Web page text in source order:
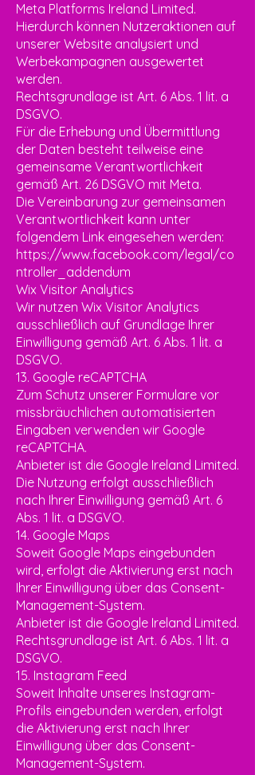
Meta Platforms Ireland Limited.
Hierdurch können Nutzeraktionen auf
unserer Website analysiert und
Werbekampagnen ausgewertet
werden.
Rechtsgrundlage ist Art. 6 Abs. 1 lit. a
DSGVO.
Für die Erhebung und Übermittlung
der Daten besteht teilweise eine
gemeinsame Verantwortlichkeit
gemäß Art. 26 DSGVO mit Meta.
Die Vereinbarung zur gemeinsamen
Verantwortlichkeit kann unter
folgendem Link eingesehen werden:
https://www.facebook.com/legal/co
ntroller_addendum
Wix Visitor Analytics
Wir nutzen Wix Visitor Analytics
ausschließlich auf Grundlage Ihrer
Einwilligung gemäß Art. 6 Abs. 1 lit. a
DSGVO.
13. Google reCAPTCHA
Zum Schutz unserer Formulare vor
missbräuchlichen automatisierten
Eingaben verwenden wir Google
reCAPTCHA.
Anbieter ist die Google Ireland Limited.
Die Nutzung erfolgt ausschließlich
nach Ihrer Einwilligung gemäß Art. 6
Abs. 1 lit. a DSGVO.
14. Google Maps
Soweit Google Maps eingebunden
wird, erfolgt die Aktivierung erst nach
Ihrer Einwilligung über das Consent-
Management-System.
Anbieter ist die Google Ireland Limited.
Rechtsgrundlage ist Art. 6 Abs. 1 lit. a
DSGVO.
15. Instagram Feed
Soweit Inhalte unseres Instagram-
Profils eingebunden werden, erfolgt
die Aktivierung erst nach Ihrer
Einwilligung über das Consent-
Management-System.